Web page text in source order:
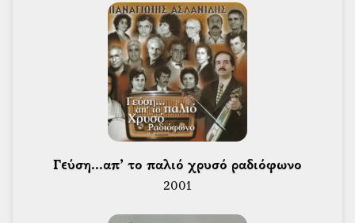
Γεύση...απ’ το παλιό χρυσό ραδιόφωνο
2001